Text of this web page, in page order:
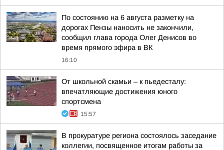
По состоянию на 6 августа разметку на
дорогах Пензы наносить не закончили,
сообщил глава города Олег Денисов во
время прямого эфира в ВК
16:10
От школьной скамьи – к пьедесталу:
впечатляющие достижения юного
спортсмена
15:57
В прокуратуре региона состоялось заседание
коллегии, посвященное итогам работы за